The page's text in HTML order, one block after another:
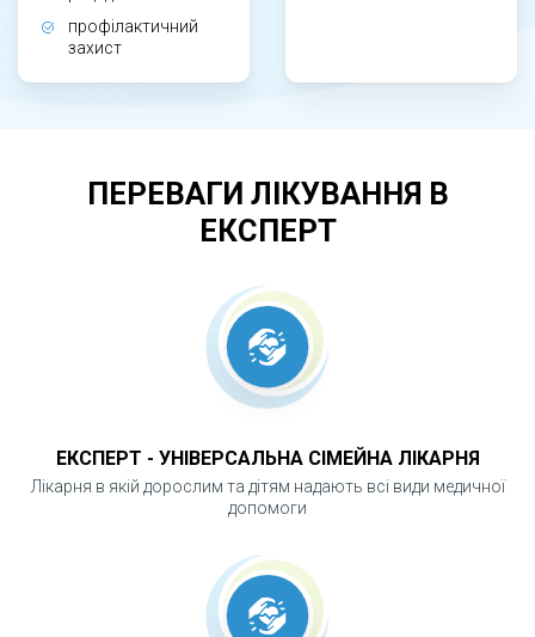
після консультації лікаря та оцінки загального
стану здоров’я. Щеплення виконується за
затвердженою схемою введення вакцини, з
та не потребує спеціальної підготовки.
ВПЛ часто не має симптомів, але може
призводити до серйозних захворювань у
сформувати стійкий імунний захист і є одним
із найефективніших способів профілактики
інвестиція у довготривале жіноче здоров’я.
профілактичний
захист
ПЕРЕВАГИ ЛІКУВАННЯ В
ЕКСПЕРТ
ЕКСПЕРТ - УНІВЕРСАЛЬНА СІМЕЙНА ЛІКАРНЯ
Лікарня в якій дорослим та дітям надають всі види медичної
допомоги